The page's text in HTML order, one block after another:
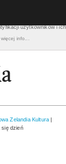
Zelandia Kultura |
się dzień
serwis może działać
użytkowników i ich
więcej info...